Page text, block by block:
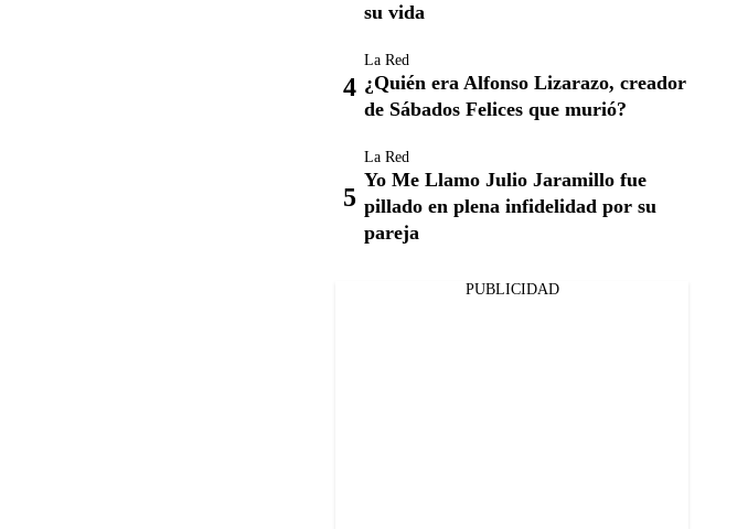
su vida
La Red
¿Quién era Alfonso Lizarazo, creador
de Sábados Felices que murió?
La Red
Yo Me Llamo Julio Jaramillo fue
pillado en plena infidelidad por su
pareja
PUBLICIDAD